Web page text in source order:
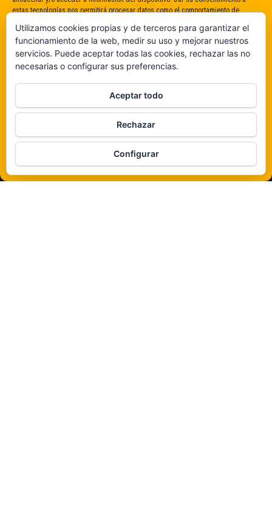
estas tecnologías nos permitirá procesar datos como el comportamiento de
consentimiento puede afectar negativamente a determinadas características y
funciones.
De ninguna manera
Veámos que hay aquí
Política de cookies
Funciona gracias aWordPress |Tema:Envo Magazine
Utilizamos cookies propias y de terceros para garantizar el
funcionamiento de la web, medir su uso y mejorar nuestros
servicios. Puede aceptar todas las cookies, rechazar las no
necesarias o configurar sus preferencias.
Aceptar todo
Rechazar
Configurar